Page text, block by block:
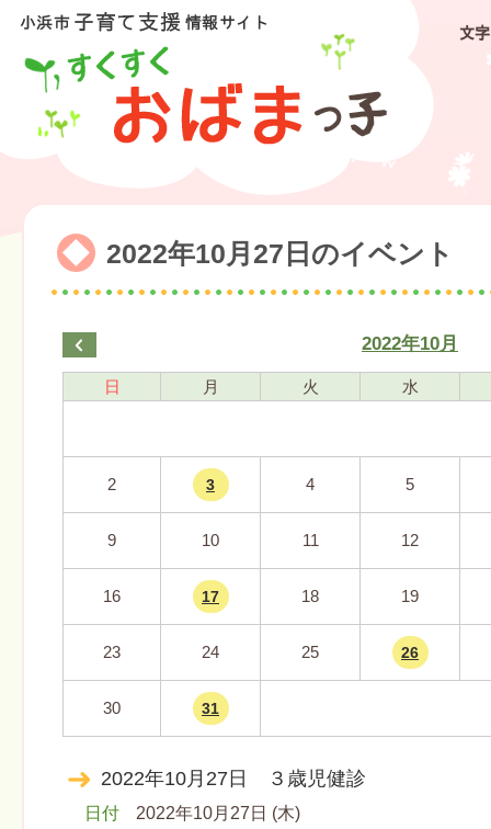
文
2022年10月27日のイベント
2022年10月
日 月 火 水
2 3 4 5
9 10 11 12
16 17 18 19
23 24 25 26
30 31
2022年10月27日 ３歳児健診
日付
2022年10月27日 (木)